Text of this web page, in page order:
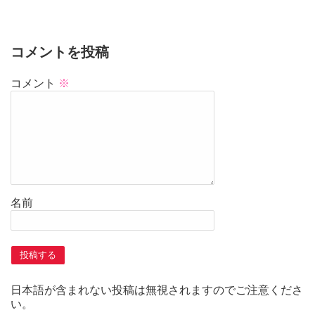
コメントを投稿
コメント ※
名前
日本語が含まれない投稿は無視されますのでご注意くださ
い。